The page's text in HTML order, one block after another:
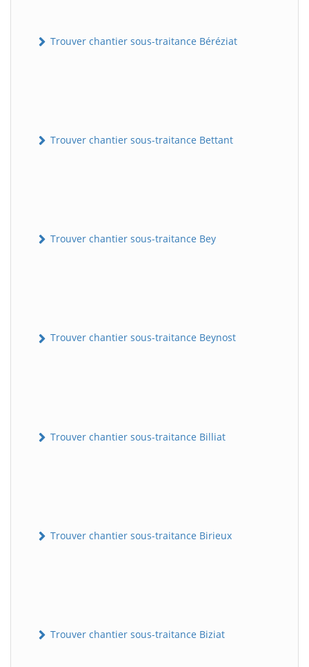
Trouver chantier sous-traitance Béréziat
Trouver chantier sous-traitance Bettant
Trouver chantier sous-traitance Bey
Trouver chantier sous-traitance Beynost
Trouver chantier sous-traitance Billiat
Trouver chantier sous-traitance Birieux
Trouver chantier sous-traitance Biziat